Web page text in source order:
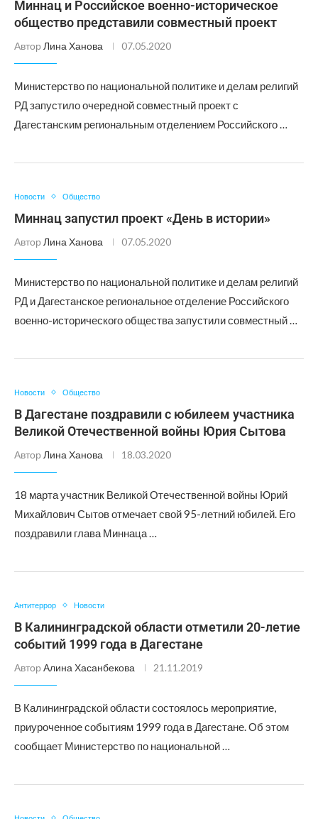
Миннац и Российское военно-историческое
общество представили совместный проект
Автор Лина Ханова 07.05.2020
Министерство по национальной политике и делам религий
РД запустило очередной совместный проект с
Дагестанским региональным отделением Российского …
Новости Общество
Миннац запустил проект «День в истории»
Автор Лина Ханова 07.05.2020
Министерство по национальной политике и делам религий
РД и Дагестанское региональное отделение Российского
военно-исторического общества запустили совместный …
Новости Общество
В Дагестане поздравили с юбилеем участника
Великой Отечественной войны Юрия Сытова
Автор Лина Ханова 18.03.2020
18 марта участник Великой Отечественной войны Юрий
Михайлович Сытов отмечает свой 95-летний юбилей. Его
поздравили глава Миннаца …
Антитеррор Новости
В Калининградской области отметили 20-летие
событий 1999 года в Дагестане
Автор Алина Хасанбекова 21.11.2019
В Калининградской области состоялось мероприятие,
приуроченное событиям 1999 года в Дагестане. Об этом
сообщает Министерство по национальной …